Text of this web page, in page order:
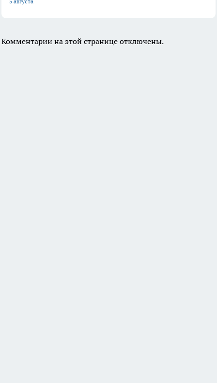
Комментарии на этой странице отключены.